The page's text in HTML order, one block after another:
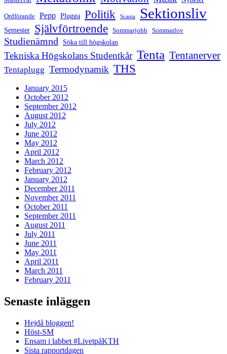
Ordförande Pepp Plugga Politik Scania Sektionsliv
Semester Självförtroende Sommarjobb Sommarlov
Studienämnd Söka till högskolan
Tekniska Högskolans Studentkår Tenta Tentanerver
Tentaplugg Termodynamik THS
January 2015
October 2012
September 2012
August 2012
July 2012
June 2012
May 2012
April 2012
March 2012
February 2012
January 2012
December 2011
November 2011
October 2011
September 2011
August 2011
July 2011
June 2011
May 2011
April 2011
March 2011
February 2011
Senaste inläggen
Hejdå bloggen!
Höst-SM
Ensam i labbet #LivetpåKTH
Sista rapportdagen